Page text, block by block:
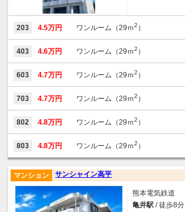
203 4.5万円 ワンルーム（29ｍ2 ）
403 4.6万円 ワンルーム（29ｍ2 ）
603 4.7万円 ワンルーム（29ｍ2 ）
703 4.7万円 ワンルーム（29ｍ2 ）
802 4.8万円 ワンルーム（29ｍ2 ）
803 4.8万円 ワンルーム（29ｍ2 ）
サンシャイン高平
マンション
熊本電気鉄道
亀井駅 / 徒歩8分